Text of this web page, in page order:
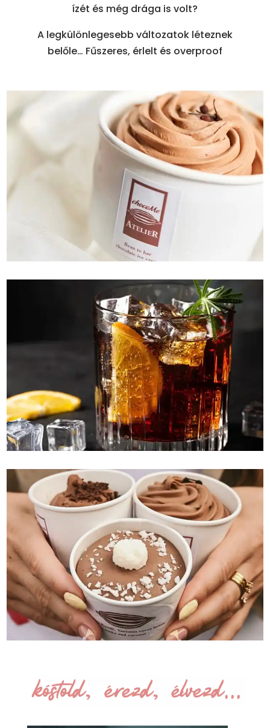
ízét és még drága is volt?
A legkülönlegesebb változatok léteznek
belőle… Fűszeres, érlelt és overproof